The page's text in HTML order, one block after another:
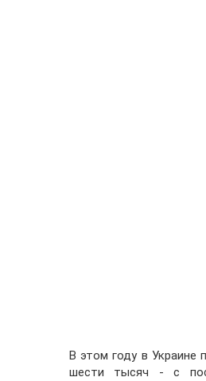
В этом году в Украине
шести тысяч - с